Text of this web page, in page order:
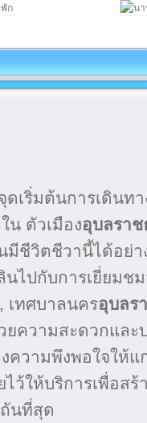
ดเริ่มต้นการเดินท
น ตัวเมืองอุบลรา
มีชีวิตชีวานี้ได้อย่
นไปกับการเยี่ยม
เทศบาลนครอุบลร
ยความสะดวกและ
ความพึงพอใจให้
ว้ให้บริการเพื่อส
นที่สุด